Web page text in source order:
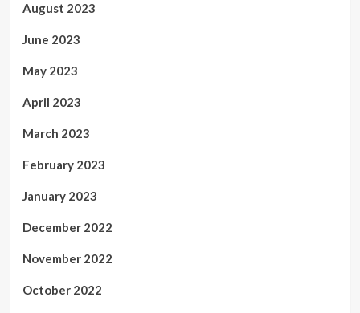
August 2023
June 2023
May 2023
April 2023
March 2023
February 2023
January 2023
December 2022
November 2022
October 2022